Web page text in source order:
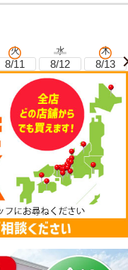
火
8/11
水
8/12
木
8/13